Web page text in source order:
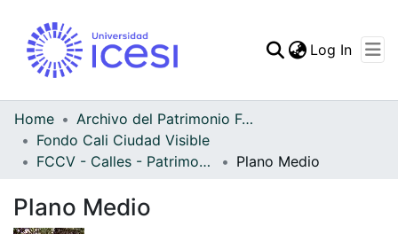
Log In
Home
Archivo del Patrimonio Fotográfico y Fílmico del Valle del Cauca
Fondo Cali Ciudad Visible
FCCV - Calles - Patrimonial
Plano Medio
Plano Medio